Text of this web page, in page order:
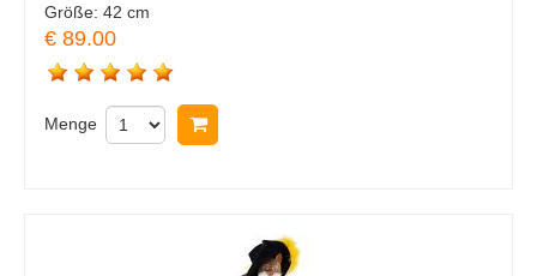
Größe: 42 cm
€ 89.00
Menge